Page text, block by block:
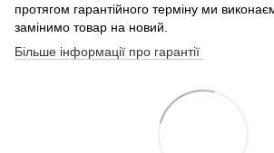
протягом гарантійного терміну ми
замінимо товар на новий.
Більше інформації про гарантії